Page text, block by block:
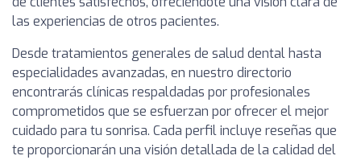
las experiencias de otros pacientes.
Desde tratamientos generales de salud dental hasta
especialidades avanzadas, en nuestro directorio
encontrarás clínicas respaldadas por profesionales
comprometidos que se esfuerzan por ofrecer el mejor
cuidado para tu sonrisa. Cada perfil incluye reseñas que
te proporcionarán una visión detallada de la calidad del